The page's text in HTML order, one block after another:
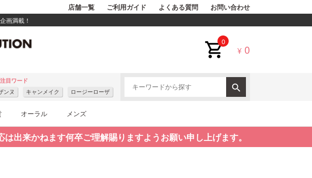
店舗一覧 ご利用ガイド よくある質問 お問い合わせ
画満載！
0
¥ 0
注目ワード
ンヌ キャンメイク ロージーローザ
オーラル メンズ
出来かねます何卒ご理解賜りますようお願い申し上げます。